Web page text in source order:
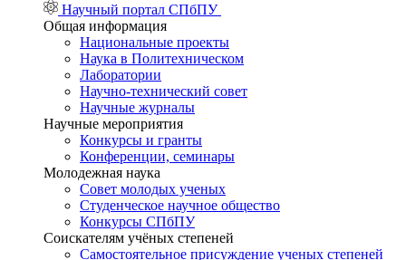
Научный портал СПбПУ
Общая информация
Национальные проекты
Наука в Политехническом
Лаборатории
Научно-технический совет
Научные журналы
Научные мероприятия
Конкурсы и гранты
Конференции, семинары
Молодежная наука
Совет молодых ученых
Студенческое научное общество
Конкурсы СПбПУ
Соискателям учёных степеней
Самостоятельное присуждение ученых степеней